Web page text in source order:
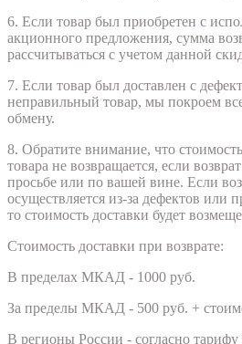
6. Если товар был приобретен с
акционного предложения, сумма
рассчитываться с учетом данной
7. Если товар был доставлен с
неправильный товар, мы покроем
обмену.
8. Обратите внимание, что
товара не возвращается, если
просьбе или по вашей вине. Если
осуществляется из-за дефектов или
то стоимость доставки будет
Стоимость доставки при возврате:
В пределах МКАД - 1000 руб.
За пределы МКАД - 500 руб. +
В регионы России - согласно